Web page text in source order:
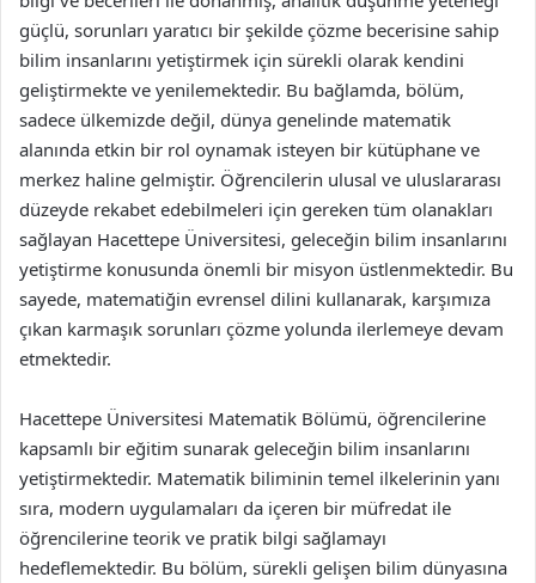
güçlü, sorunları yaratıcı bir şekilde çözme becerisine sahip
bilim insanlarını yetiştirmek için sürekli olarak kendini
geliştirmekte ve yenilemektedir. Bu bağlamda, bölüm,
sadece ülkemizde değil, dünya genelinde matematik
alanında etkin bir rol oynamak isteyen bir kütüphane ve
merkez haline gelmiştir. Öğrencilerin ulusal ve uluslararası
düzeyde rekabet edebilmeleri için gereken tüm olanakları
sağlayan Hacettepe Üniversitesi, geleceğin bilim insanlarını
yetiştirme konusunda önemli bir misyon üstlenmektedir. Bu
sayede, matematiğin evrensel dilini kullanarak, karşımıza
çıkan karmaşık sorunları çözme yolunda ilerlemeye devam
etmektedir.
Hacettepe Üniversitesi Matematik Bölümü, öğrencilerine
kapsamlı bir eğitim sunarak geleceğin bilim insanlarını
yetiştirmektedir. Matematik biliminin temel ilkelerinin yanı
sıra, modern uygulamaları da içeren bir müfredat ile
öğrencilerine teorik ve pratik bilgi sağlamayı
hedeflemektedir. Bu bölüm, sürekli gelişen bilim dünyasına